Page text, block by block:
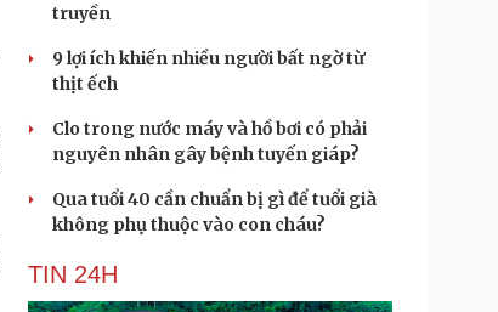
truyền
9 lợi ích khiến nhiều người bất ngờ từ
thịt ếch
Clo trong nước máy và hồ bơi có phải
nguyên nhân gây bệnh tuyến giáp?
Qua tuổi 40 cần chuẩn bị gì để tuổi già
không phụ thuộc vào con cháu?
TIN 24H